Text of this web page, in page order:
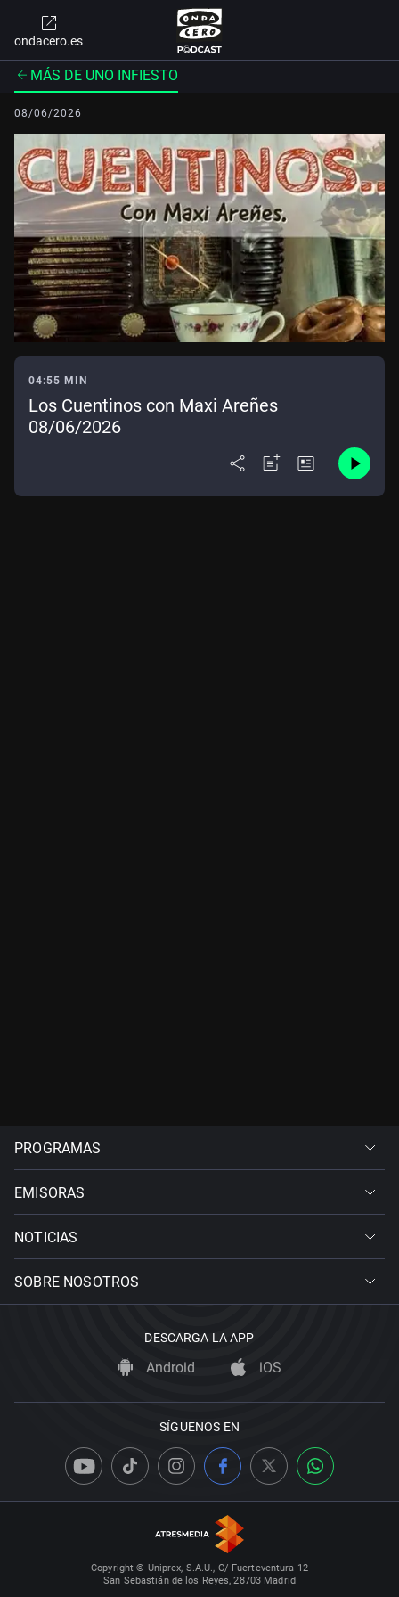
ondacero.es
MÁS DE UNO INFIESTO
08/06/2026
04:55 MIN
Los Cuentinos con Maxi Areñes
08/06/2026
PROGRAMAS
EMISORAS
NOTICIAS
SOBRE NOSOTROS
DESCARGA LA APP
Android iOS
SÍGUENOS EN
Copyright © Uniprex, S.A.U., C/ Fuerteventura 12
San Sebastián de los Reyes, 28703 Madrid